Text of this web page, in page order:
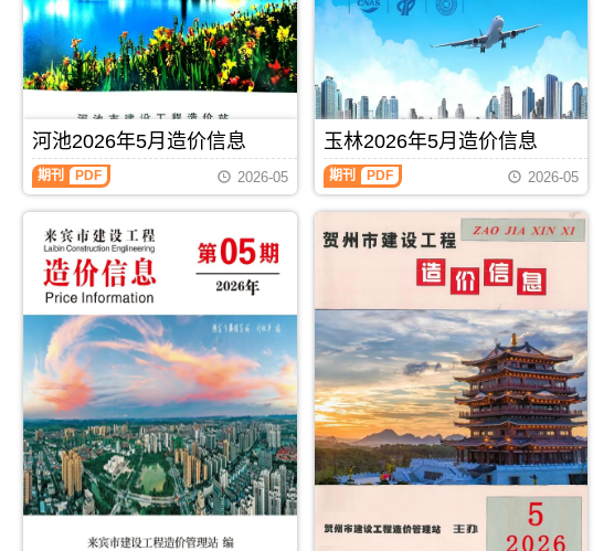
调
解
析
玉
林
信
息
价
区
域：
玉
林
市、
陆
川
县、
兴
县、
容
县、
博
白
县、
北
流
县.，
玉
林
用
于
宾
工
程
施
工
图
预
算
编
制，
属
宾
市
工
程
材
料
指
导
价，
来
造
程
造
价
信
息）
刊，
由
桂
林
市
设
程
价
息
网
发
布，
用
于
桂
林
工
程
价
信
息）
期
刊，
由
崇
左
市
设
信
息
发
布，
用
于
崇
左
程
河池2026年5月造价信息
河
池
造
信
（河
池
建
设
工
程
造
价
信
期刊 PDF 2026-05
玉林2026年5月造价信息
期刊 PDF 2026-05